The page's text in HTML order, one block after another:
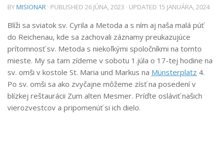
BYMISIONAR · PUBLISHED 26 JÚNA, 2023 · UPDATED 15 JANUÁRA, 2024
Blíži sa sviatok sv. Cyrila a Metoda a s ním aj naša malá púť
do Reichenau, kde sa zachovali záznamy preukazujúce
prítomnosť sv. Metoda s niekoľkými spoločníkmi na tomto
mieste. My sa tam zídeme v sobotu 1.júla o 17-tej hodine na
sv. omši v kostole St. Maria und Markus na Münsterplatz 4.
Po sv. omši sa ako zvyčajne môžeme zísť na posedení v
blízkej reštaurácii Zum alten Mesmer. Príďte osláviť našich
vierozvestcov a pripomenúť si ich dielo.